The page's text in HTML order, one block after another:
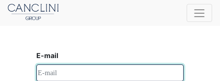
E-mail